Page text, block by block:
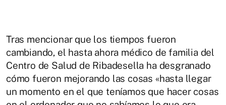
Tras mencionar que los tiempos fueron
cambiando, el hasta ahora médico de familia del
Centro de Salud de Ribadesella ha desgranado
cómo fueron mejorando las cosas «hasta llegar
un momento en el que teníamos que hacer cosas